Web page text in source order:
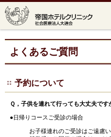
よくあるご質問
予約について
Ｑ，子供を連れて行っても大丈夫です
●日帰りコースご受診の場合
お子様連れのご受診はご遠慮